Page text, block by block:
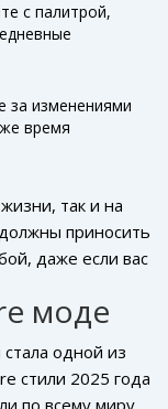
с палитрой,
за изменениями
время
так и на
приносить
даже если вас
который
и есть ваш
идеи из
моде
одной из
стили 2025 года
по всему миру